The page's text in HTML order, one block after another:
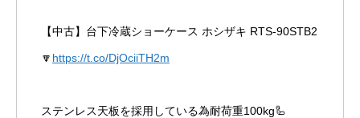
【中古】台下冷蔵ショーケース ホシザキ RTS-90STB2
🔽 https://t.co/DjOciiTH2m
ステンレス天板を採用している為耐荷重100kg🦾